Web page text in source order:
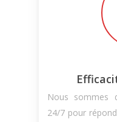
Nous sommes
24/7 pour